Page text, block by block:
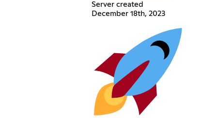
Server created
December 18th, 2023